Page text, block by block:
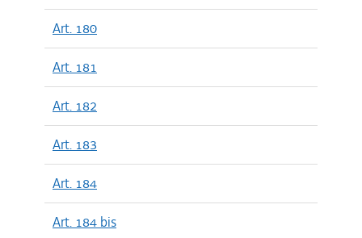
Art. 180
Art. 181
Art. 182
Art. 183
Art. 184
Art. 184 bis